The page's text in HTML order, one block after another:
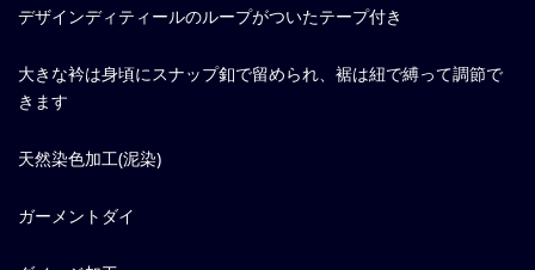
デザインディティールのループがついたテープ付き
大きな衿は身頃にスナップ釦で留められ、裾は紐で縛って調節で
きます
天然染色加工(泥染)
ガーメントダイ